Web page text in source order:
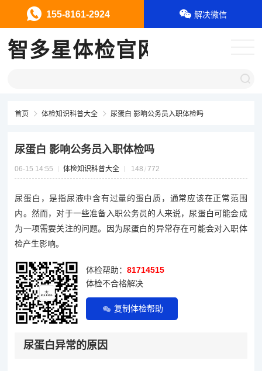
智多星体检官网
首页 体检知识科普大全 尿蛋白 影响公务员入职体检吗
尿蛋白 影响公务员入职体检吗
06-15 14:55 体检知识科普大全 148 772
尿蛋白，是指尿液中含有过量的蛋白质，通常应该在正常范围
内。然而，对于一些准备入职公务员的人来说，尿蛋白可能会成
为一项需要关注的问题。因为尿蛋白的异常存在可能会对入职体
检产生影响。
体检帮助：81714515
体检不合格解决
复制体检帮助
尿蛋白异常的原因
155-8161-2924 解决微信